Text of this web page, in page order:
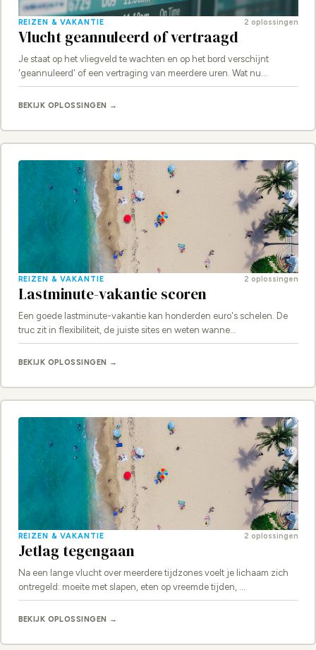
REIZEN & VAKANTIE 2 oplossingen
Vlucht geannuleerd of vertraagd
Je staat op het vliegveld te wachten en op het bord verschijnt
'geannuleerd' of een vertraging van meerdere uren. Wat nu…
BEKIJK OPLOSSINGEN →
REIZEN & VAKANTIE 2 oplossingen
Lastminute-vakantie scoren
Een goede lastminute-vakantie kan honderden euro's schelen. De
truc zit in flexibiliteit, de juiste sites en weten wanne…
BEKIJK OPLOSSINGEN →
REIZEN & VAKANTIE 2 oplossingen
Jetlag tegengaan
Na een lange vlucht over meerdere tijdzones voelt je lichaam zich
ontregeld: moeite met slapen, eten op vreemde tijden, …
BEKIJK OPLOSSINGEN →